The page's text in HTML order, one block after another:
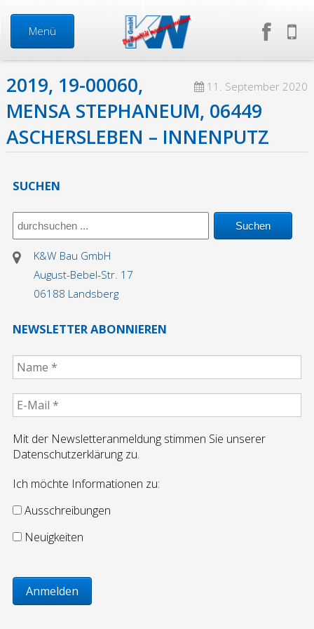
Start
Neuigkeiten
Firma in Zahlen
Jobbörse
Ausbildung
Ausschreibungen
Vermietung
Referenzen
Referenzen Putzarbeiten
Menü
11. September 2020
2019, 19-00060,
MENSA STEPHANEUM, 06449
ASCHERSLEBEN – INNENPUTZ
SUCHEN
K&W Bau GmbH
August-Bebel-Str. 17
06188 Landsberg
NEWSLETTER ABONNIEREN
Mit der Newsletteranmeldung stimmen Sie unserer
Datenschutzerklärung zu.
Ich möchte Informationen zu:
Ausschreibungen
Neuigkeiten